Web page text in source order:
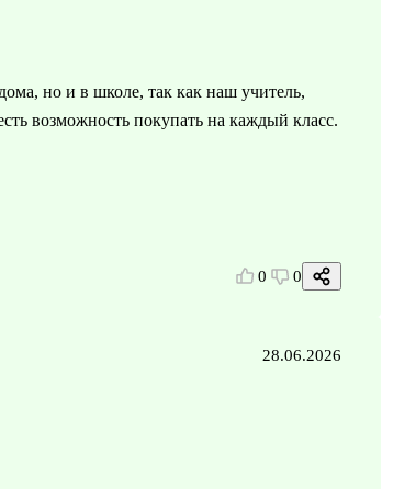
но и в школе, так как наш учитель,
возможность покупать на каждый класс.
0 0
28.06.2026